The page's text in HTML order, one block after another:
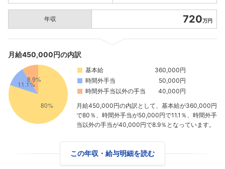
年収 720万円
月給450,000円の内訳
基本給
360,000円
時間外手当
50,000円
時間外手当以外の手当
40,000円
月給450,000円の内訳として、基本給が360,000円
で80％、時間外手当が50,000円で11.1％、時間外手
当以外の手当が40,000円で8.9％となっています。
この年収・給与明細を読む